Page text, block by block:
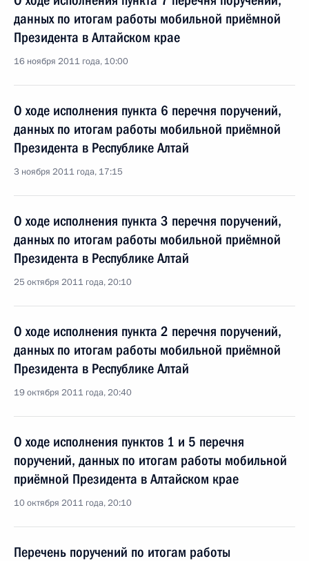
данных по итогам работы мобильной приёмной
Президента в Алтайском крае
16 ноября 2011 года, 10:00
О ходе исполнения пункта 6 перечня поручений,
данных по итогам работы мобильной приёмной
Президента в Республике Алтай
3 ноября 2011 года, 17:15
О ходе исполнения пункта 3 перечня поручений,
данных по итогам работы мобильной приёмной
Президента в Республике Алтай
25 октября 2011 года, 20:10
О ходе исполнения пункта 2 перечня поручений,
данных по итогам работы мобильной приёмной
Президента в Республике Алтай
19 октября 2011 года, 20:40
О ходе исполнения пунктов 1 и 5 перечня
поручений, данных по итогам работы мобильной
приёмной Президента в Алтайском крае
10 октября 2011 года, 20:10
Перечень поручений по итогам работы